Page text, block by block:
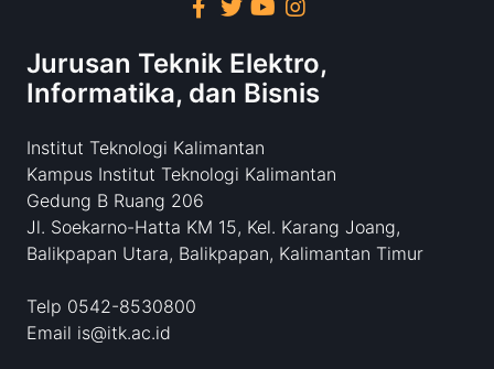
Jurusan Teknik Elektro,
Informatika, dan Bisnis
Institut Teknologi Kalimantan
Kampus Institut Teknologi Kalimantan
Gedung B Ruang 206
Jl. Soekarno-Hatta KM 15, Kel. Karang Joang,
Balikpapan Utara, Balikpapan, Kalimantan Timur
Telp 0542-8530800
Email is@itk.ac.id